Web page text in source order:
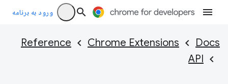
ورود به برنامه
Docs
Chrome Extensions
Reference
API